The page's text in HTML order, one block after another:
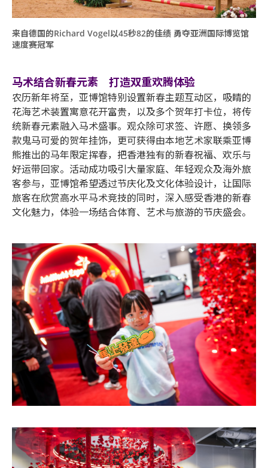
来自德国的Richard Vogel以45秒82的佳绩 勇夺亚洲国际博览馆
速度赛冠军
马术结合新春元素 打造双重欢腾体验
农历新年将至，亚博馆特别设置新春主题互动区，吸睛的
花海艺术装置寓意花开富贵，以及多个贺年打卡位，将传
统新春元素融入马术盛事。观众除可求签、许愿、换领多
款鬼马可爱的贺年挂饰，更可获得由本地艺术家联乘亚博
熊推出的马年限定挥春，把香港独有的新春祝福、欢乐与
好运带回家。活动成功吸引大量家庭、年轻观众及海外旅
客参与，亚博馆希望透过节庆化及文化体验设计，让国际
旅客在欣赏高水平马术竞技的同时，深入感受香港的新春
文化魅力，体验一场结合体育、艺术与旅游的节庆盛会。